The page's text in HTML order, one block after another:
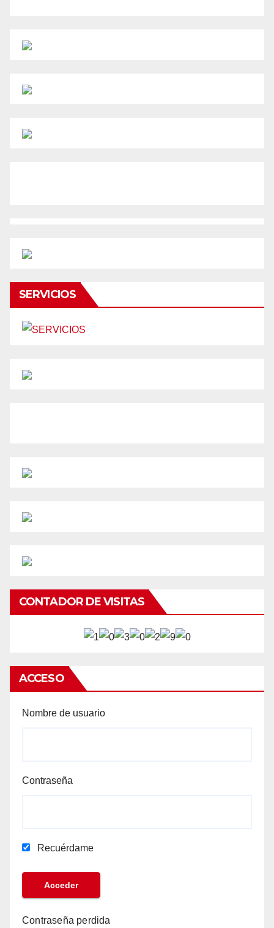
SERVICIOS
CONTADOR DE VISITAS
ACCESO
Nombre de usuario
Contraseña
Recuérdame
Contraseña perdida